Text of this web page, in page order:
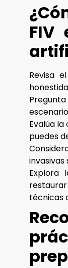
FIV
Revisa
Evalúa
puedes
invasivas
Explora
técnicas